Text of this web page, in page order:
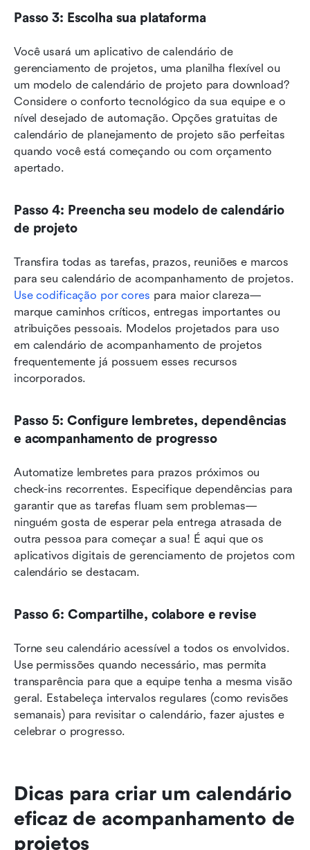
Passo 3: Escolha sua plataforma
Você usará um aplicativo de calendário de
gerenciamento de projetos, uma planilha flexível ou
um modelo de calendário de projeto para download?
Considere o conforto tecnológico da sua equipe e o
nível desejado de automação. Opções gratuitas de
calendário de planejamento de projeto são perfeitas
quando você está começando ou com orçamento
apertado.
Passo 4: Preencha seu modelo de calendário
de projeto
Transfira todas as tarefas, prazos, reuniões e marcos
Use codificação por cores para maior clareza—
marque caminhos críticos, entregas importantes ou
atribuições pessoais. Modelos projetados para uso
em calendário de acompanhamento de projetos
frequentemente já possuem esses recursos
incorporados.
Passo 5: Configure lembretes, dependências
e acompanhamento de progresso
Automatize lembretes para prazos próximos ou
check-ins recorrentes. Especifique dependências para
garantir que as tarefas fluam sem problemas—
ninguém gosta de esperar pela entrega atrasada de
outra pessoa para começar a sua! É aqui que os
aplicativos digitais de gerenciamento de projetos com
calendário se destacam.
Passo 6: Compartilhe, colabore e revise
Torne seu calendário acessível a todos os envolvidos.
Use permissões quando necessário, mas permita
transparência para que a equipe tenha a mesma visão
geral. Estabeleça intervalos regulares (como revisões
semanais) para revisitar o calendário, fazer ajustes e
celebrar o progresso.
Dicas para criar um calendário
eficaz de acompanhamento de
projetos